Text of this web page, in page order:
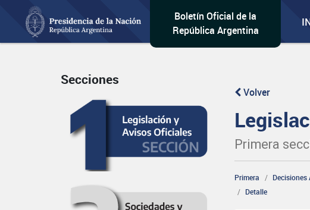
Boletín Oficial de la
República Argentina
Secciones
Volver
Primera
Primera
Detalle